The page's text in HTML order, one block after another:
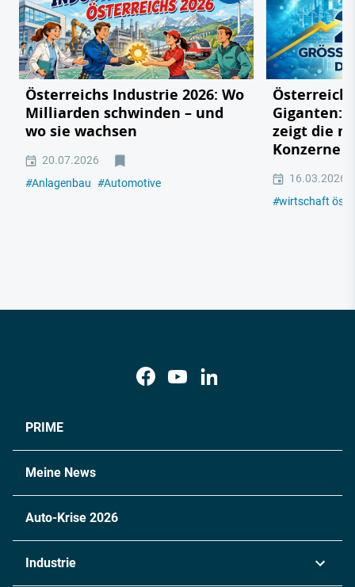
Österreichs Industrie 2026: Wo
Milliarden schwinden – und
wo sie wachsen
20.07.2026
#Anlagenbau #Automotive
Giganten:
zeigt die
Konzerne
16.03.2026
#wirtschaft
PRIME
Meine News
Auto-Krise 2026
Industrie